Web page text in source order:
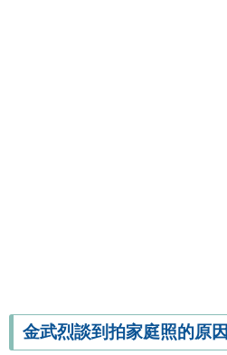
金武烈談到拍家庭照的原因